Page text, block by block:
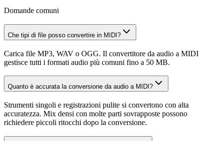
Domande comuni
Che tipi di file posso convertire in MIDI?
Carica file MP3, WAV o OGG. Il convertitore da audio a MIDI
gestisce tutti i formati audio più comuni fino a 50 MB.
Quanto è accurata la conversione da audio a MIDI?
Strumenti singoli e registrazioni pulite si convertono con alta
accuratezza. Mix densi con molte parti sovrapposte possono
richiedere piccoli ritocchi dopo la conversione.